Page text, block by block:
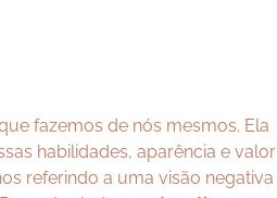
fazemos de nós mesmos. Ela
habilidades, aparência e valor
referindo a uma visão negativa